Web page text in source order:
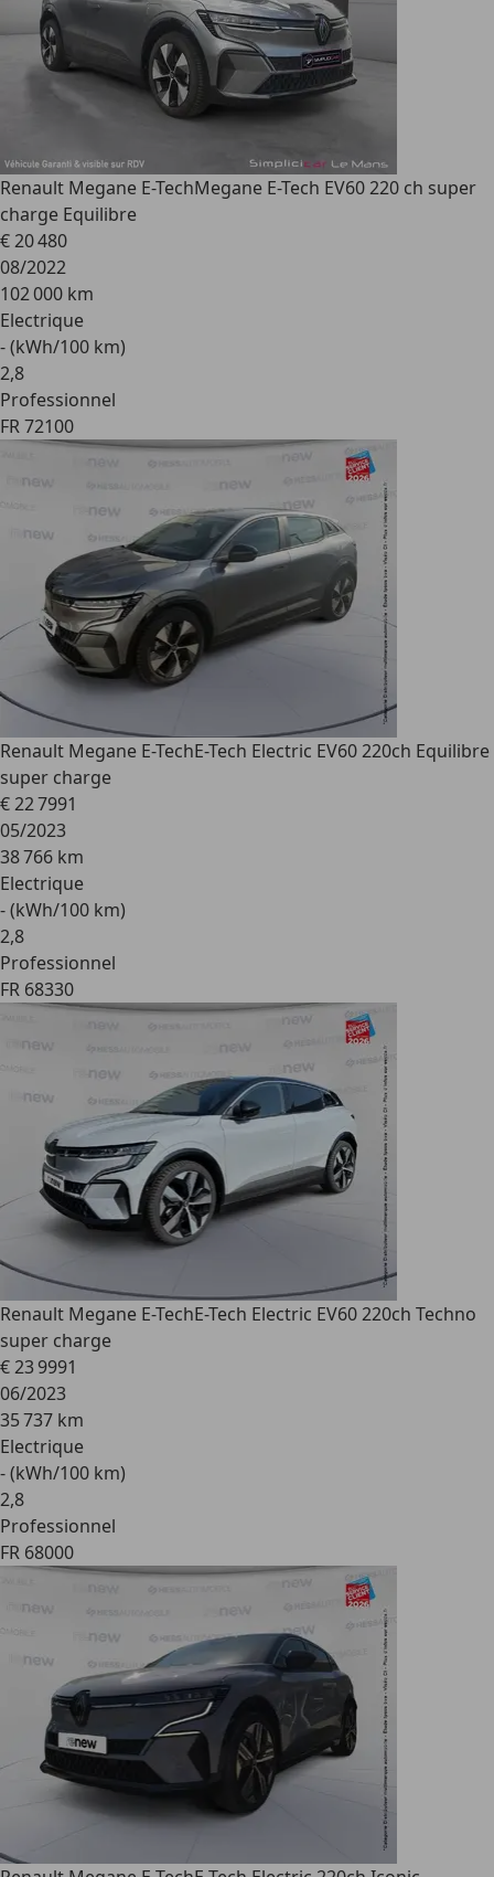
Renault Megane E-TechMegane E-Tech EV60 220 ch super
charge Equilibre
€ 20 480
08/2022
102 000 km
Electrique
- (kWh/100 km)
2,8
Professionnel
FR 72100
Renault Megane E-TechE-Tech Electric EV60 220ch Equilibre
super charge
€ 22 7991
05/2023
38 766 km
Electrique
- (kWh/100 km)
2,8
Professionnel
FR 68330
Renault Megane E-TechE-Tech Electric EV60 220ch Techno
super charge
€ 23 9991
06/2023
35 737 km
Electrique
- (kWh/100 km)
2,8
Professionnel
FR 68000